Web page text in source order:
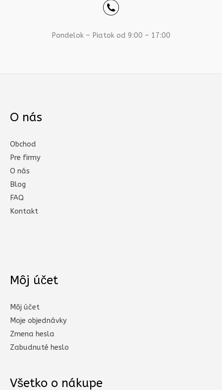
Pondelok – Piatok od 9:00 – 17:00
O nás
Obchod
Pre firmy
O nás
Blog
FAQ
Kontakt
Môj účet
Môj účet
Moje objednávky
Zmena hesla
Zabudnuté heslo
Všetko o nákupe